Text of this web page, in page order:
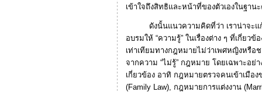
เข้าใจถึงสิทธิและหน้าที่ของตัวเองในฐา
ดังนั้นแนวความคิดที่ว่า เราน่าจะแก้ไ
อบรมให้ “ความรู้” ในเรื่องต่าง ๆ ที่เกี่ยว
เท่าเทียมทางกฎหมายไม่ว่าเพศหญิงหรือ
จากความ “ไม่รู้” กฎหมาย โดยเฉพาะอย่
เกี่ยวข้อง อาทิ กฎหมายตรวจคนเข้าเมือ
(Family Law), กฎหมายการแต่งงาน